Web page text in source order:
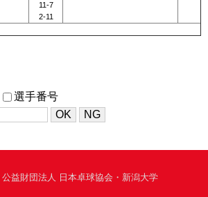
11-7
2-11
選手番号
益財団法人 日本卓球協会・新潟大学